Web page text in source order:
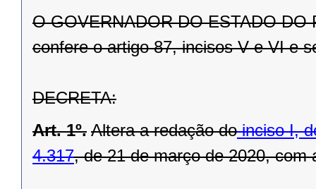
O GOVERNADOR DO ESTADO DO
confere o artigo 87, incisos V e VI e
DECRETA:
Art. 1º. Altera a redação doinciso I,
4.317, de 21 de março de 2020, com